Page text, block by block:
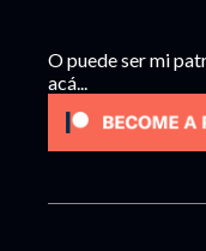
O puede ser mi
acá...